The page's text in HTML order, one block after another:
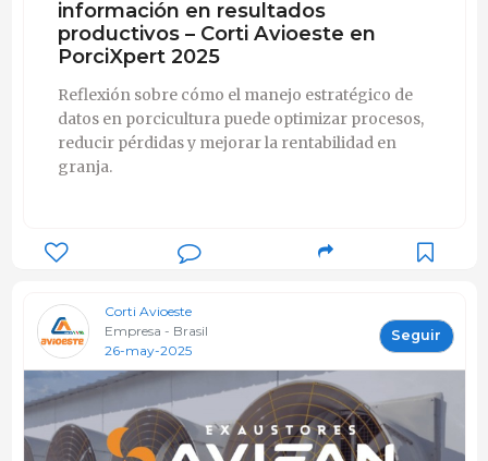
información en resultados
productivos – Corti Avioeste en
PorciXpert 2025
Reflexión sobre cómo el manejo estratégico de
datos en porcicultura puede optimizar procesos,
reducir pérdidas y mejorar la rentabilidad en
granja.
Corti Avioeste
Empresa - Brasil
26-may-2025
Seguir